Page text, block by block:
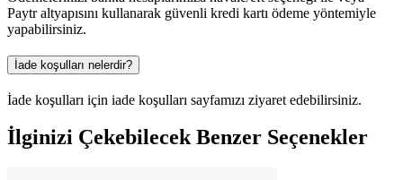
Paytr altyapısını kullanarak güvenli kredi kartı ödeme yöntemiyle
yapabilirsiniz.
İade koşulları nelerdir?
İade koşulları için iade koşulları sayfamızı ziyaret edebilirsiniz.
İlginizi Çekebilecek Benzer Seçenekler